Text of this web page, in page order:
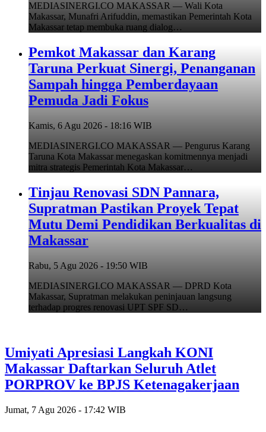
MEDIASINERGI.CO MAKASSAR — Wali Kota
Makassar, Munafri Arifuddin, memastikan Pemerintah Kota
Makassar tetap membuka ruang dialog…
Pemkot Makassar dan Karang
Taruna Perkuat Sinergi, Penanganan
Sampah hingga Pemberdayaan
Pemuda Jadi Fokus
Kamis, 6 Agu 2026 - 18:16 WIB
MEDIASINERGI.CO MAKASSAR — Pengurus Karang
Taruna Kota Makassar menegaskan komitmennya menjadi
mitra strategis Pemerintah Kota Makassar…
Tinjau Renovasi SDN Pannara,
Supratman Pastikan Proyek Tepat
Mutu Demi Pendidikan Berkualitas di
Makassar
Rabu, 5 Agu 2026 - 19:50 WIB
MEDIASINERGI.CO MAKASSAR — DPRD Kota
Makassar, Supratman melakukan peninjauan langsung
terhadap progres renovasi UPT SPF SD…
Umiyati Apresiasi Langkah KONI
Makassar Daftarkan Seluruh Atlet
PORPROV ke BPJS Ketenagakerjaan
Jumat, 7 Agu 2026 - 17:42 WIB